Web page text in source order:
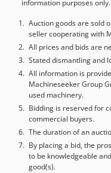
information purposes only.
Auction goods are sold
seller cooperating with
All prices and bids are
Stated dismantling and
All information is
Machineseeker Group
used machinery.
Bidding is reserved for
commercial buyers.
The duration of an
By placing a bid, the
to be knowledgeable
good(s).